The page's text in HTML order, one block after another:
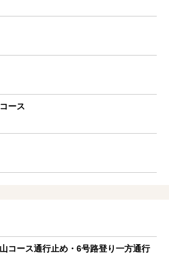
ース
コース通行止め・6号路登り一方通行